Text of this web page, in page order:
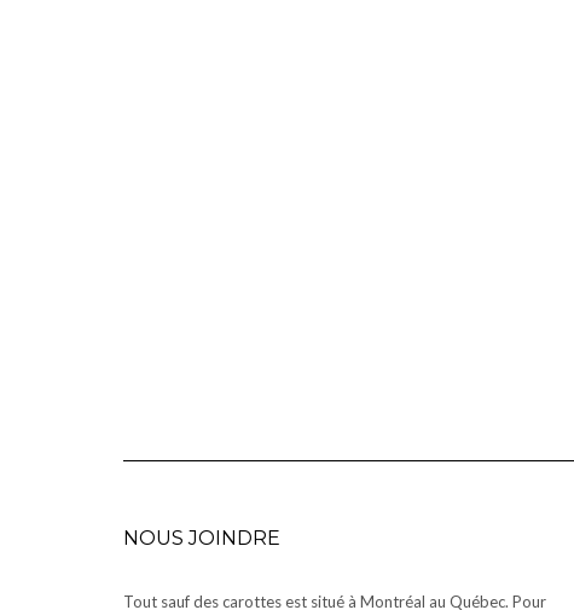
NOUS JOINDRE
Tout sauf des carottes est situé à Montréal au Québec. Pour